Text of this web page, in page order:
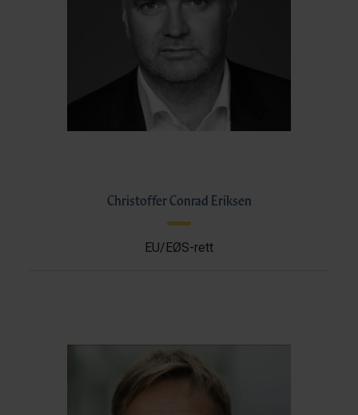
Christoffer Conrad Eriksen
EU/EØS-rett